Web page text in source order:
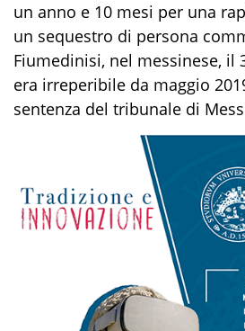
un anno e 10 mesi per una
un sequestro di persona
Fiumedinisi, nel messinese, il
era irreperibile da maggio
sentenza del tribunale di